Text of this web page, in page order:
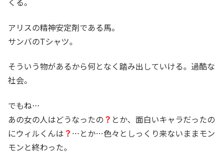
アリスの精神安定剤である馬。
サンバのTシャツ。
そういう物があるから何となく踏み出していける。過酷な
社会。
でもね…
あの女の人はどうなったの ？ とか、面白いキャラだったの
にウィルくんは ？ …とか…色々としっくり来ないままモン
モンと終わった。